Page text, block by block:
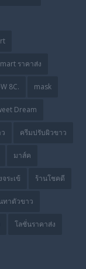
ราคาส่ง
8C. mask
Dream
ครีมปรับผิวขาว
มาส์ค
ระเข้ ร้านโชคดี
ทาตัวขาว
โลชั่นราคาส่ง